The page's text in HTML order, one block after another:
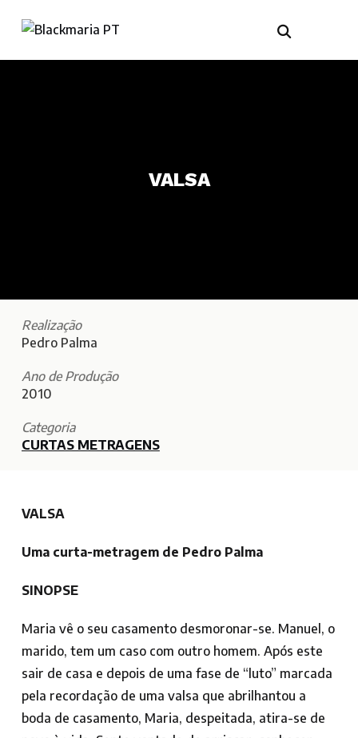
VALSA
Realização
Pedro Palma
Ano de Produção
2010
Categoria
CURTAS METRAGENS
VALSA
Uma curta-metragem de Pedro Palma
SINOPSE
Maria vê o seu casamento desmoronar-se. Manuel, o
marido, tem um caso com outro homem. Após este
sair de casa e depois de uma fase de “luto” marcada
pela recordação de uma valsa que abrilhantou a
boda de casamento, Maria, despeitada, atira-se de